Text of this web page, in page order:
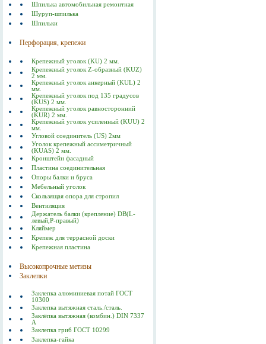
Шпилька автомобильная ремонтная
Шуруп-шпилька
Шпильки
Перфорация, крепежи
Крепежный уголок (KU) 2 мм.
Крепежный уголок Z-образный (KUZ)
2 мм.
Крепежный уголок анкерный (KUL) 2
мм.
Крепежный уголок под 135 градусов
(KUS) 2 мм.
Крепежный уголок равносторонний
(KUR) 2 мм.
Крепежный уголок усиленный (KUU) 2
мм.
Угловой соединитель (US) 2мм
Уголок крепежный ассиметричный
(KUAS) 2 мм.
Кронштейн фасадный
Пластина соединительная
Опоры балки и бруса
Мебельный уголок
Скользящая опора для стропил
Вентиляция
Держатель балки (крепление) DB(L-
левый,P-правый)
Кляймер
Крепеж для террасной доски
Крепежная пластина
Высокопрочные метизы
Заклепки
Заклепка алюминиевая потай ГОСТ
10300
Заклепка вытяжная сталь./сталь.
Заклёпка вытяжная (комбин.) DIN 7337
А
Заклепка гриб ГОСТ 10299
Заклепка-гайка